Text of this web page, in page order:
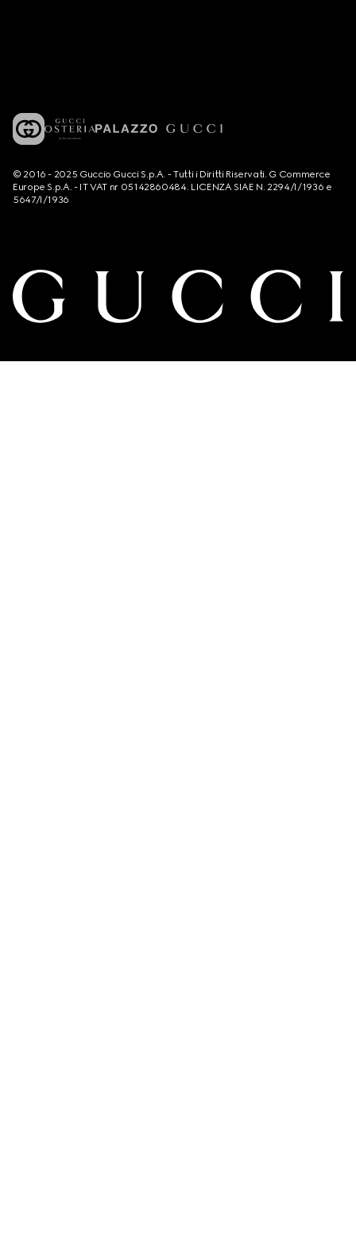
© 2016 - 2025 Guccio Gucci S.p.A. - Tutti i Diritti Riservati. G Commerce
Europe S.p.A. - IT VAT nr 05142860484. LICENZA SIAE N. 2294/I/1936 e
5647/I/1936